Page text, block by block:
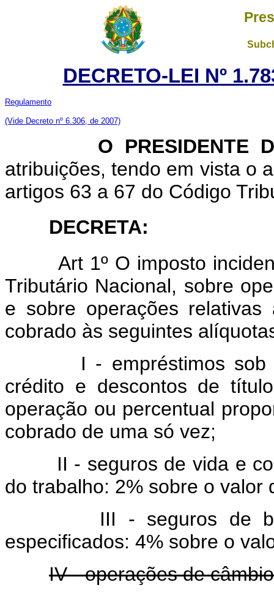
DECRETO-LEI Nº
Regulamento
(Vide Decreto nº 6.306, de 2007)
O PRESIDENTE DA
atribuições, tendo em vista o
artigos 63 a 67 do Código
DECRETA:
Art 1º O imposto
Tributário Nacional, sobre
e sobre operações
cobrado às seguintes
I - empréstimos sob
crédito e descontos de
operação ou percentual
cobrado de uma só vez;
II - seguros de vida e
do trabalho: 2% sobre o valor
III - seguros de bens,
especificados: 4% sobre o
IV - operações de